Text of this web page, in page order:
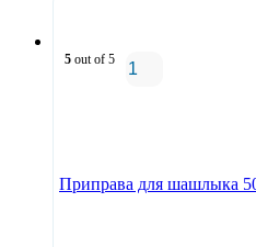
5 out of 5
Приправа для шашлыка